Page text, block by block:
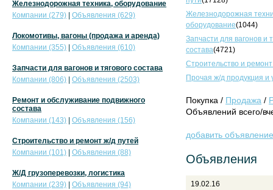
Железнодорожная
оборудование(1044)
Запчасти для вагонов и
состава(4721)
Строительство и
Прочая ж/д продукция и
Покупка / Продажа /
Объявлений всего/
добавить объявление
Объявления
19.02.16
Железнодорожная техника, оборудование
Компании (279)
Объявления (629)
Локомотивы, вагоны (продажа и аренда)
Компании (355)
Объявления (610)
Запчасти для вагонов и тягового состава
Компании (806)
Объявления (2503)
Ремонт и обслуживание подвижного
состава
Компании (143)
Объявления (156)
Строительство и ремонт ж/д путей
Компании (101)
Объявления (88)
Ж/Д грузоперевозки, логистика
Компании (239)
Объявления (94)